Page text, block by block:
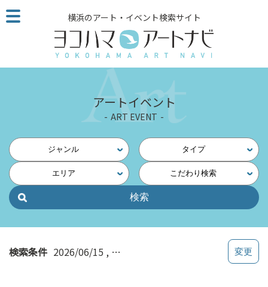
こ
の
ジ
読
他
ペ
の
横浜のアート・イベント検索サイト
アートイベント
ART EVENT
ジャンル タイプ
エリア こだわり検索
検索条件 2026/06/15 横浜・中央（保土ヶ谷・二俣川・